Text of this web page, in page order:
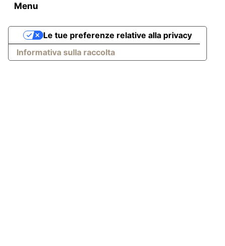
Menu
Informativa sulla raccolta
Le tue preferenze relative alla privacy